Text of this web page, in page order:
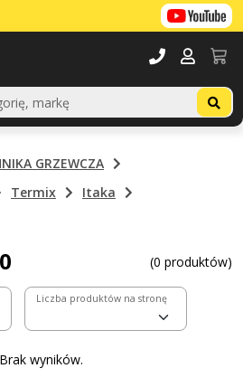
GRZEWCZA
Termix
Itaka
(0 produktów)
Liczba produktów na stronę
Brak wyników.